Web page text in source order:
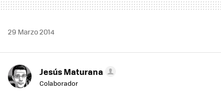
29 Marzo 2014
Jesús Maturana
Colaborador